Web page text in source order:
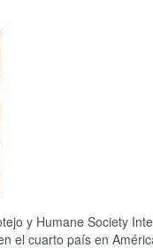
y Humane Society
el cuarto país en